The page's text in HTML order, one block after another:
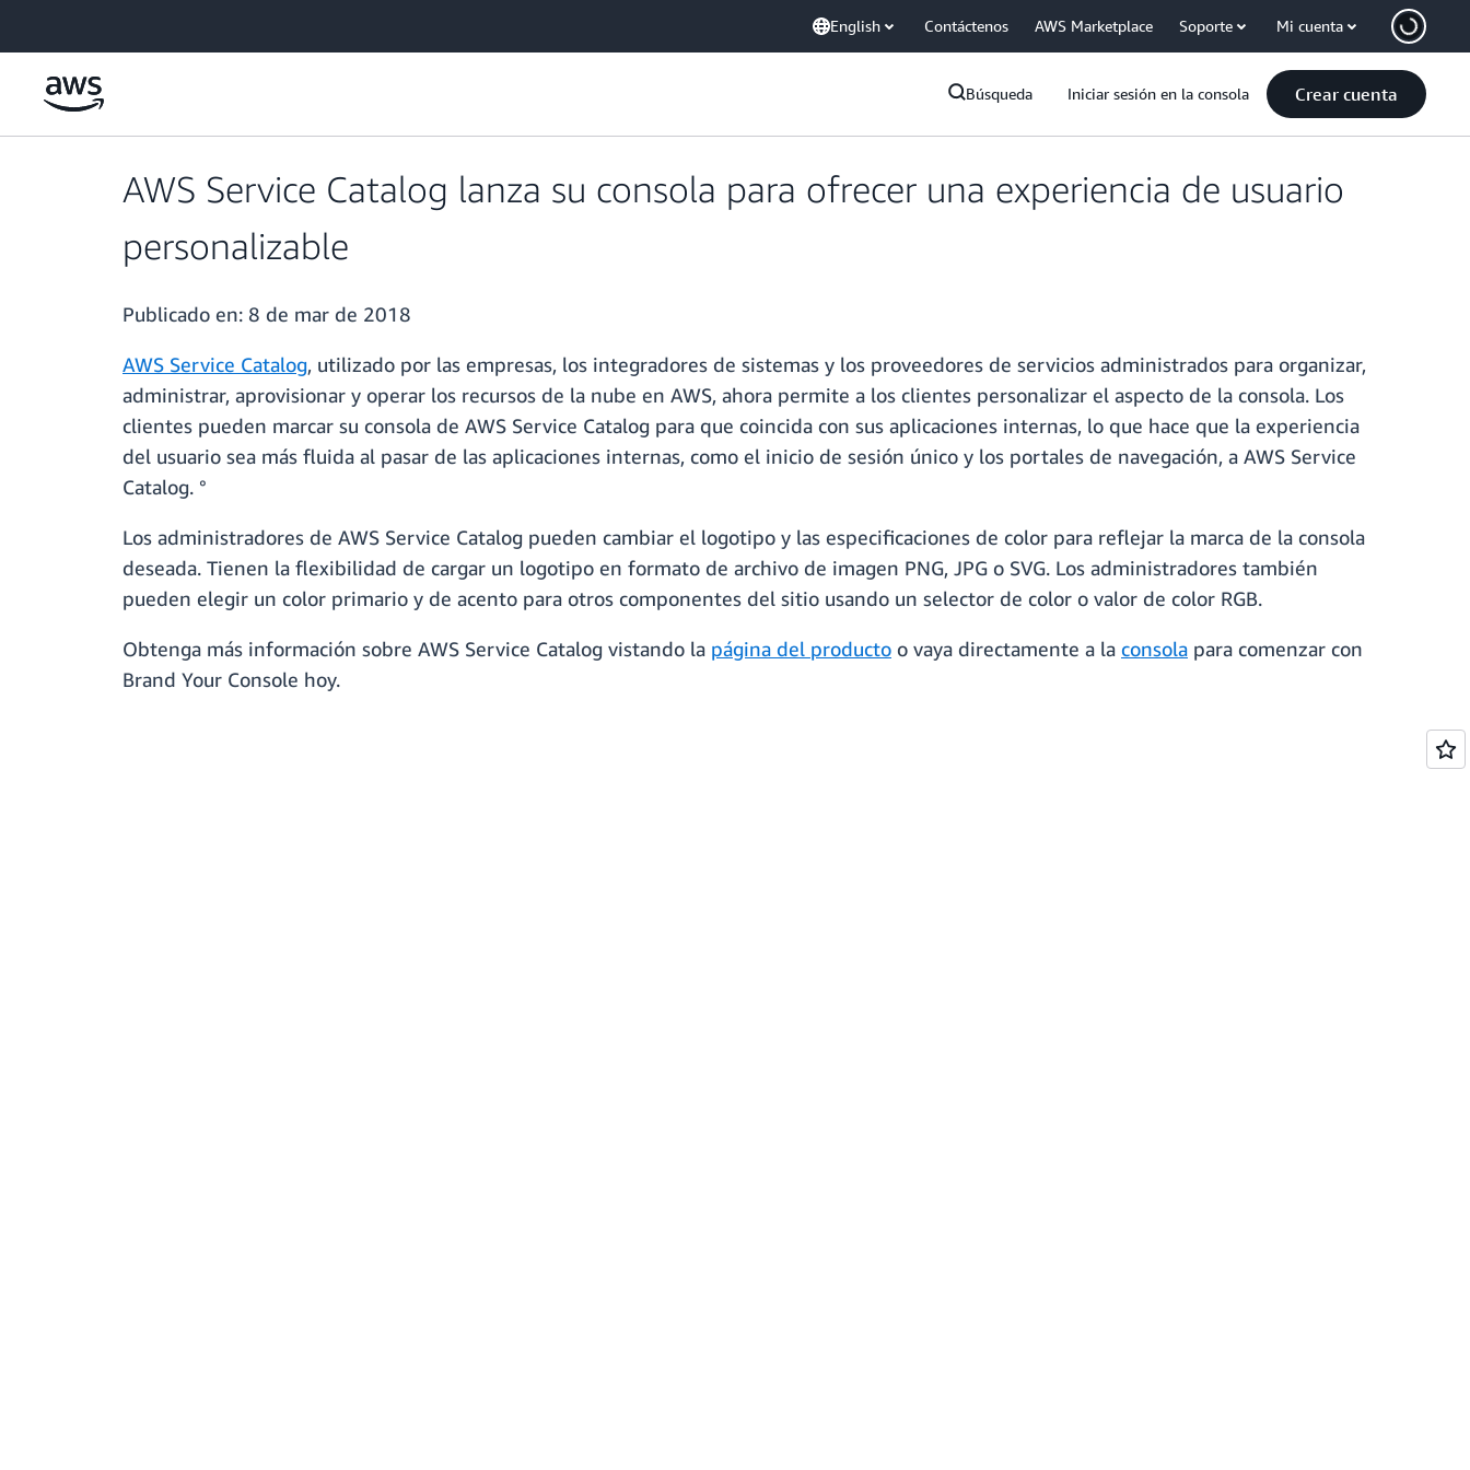
English Contáctenos AWS Marketplace Soporte Mi cuenta
Búsqueda Iniciar sesión en la consola Crear cuenta
AWS Service Catalog lanza su consola para ofrecer una experiencia de usuario
personalizable
Publicado en: 8 de mar de 2018
AWS Service Catalog, utilizado por las empresas, los integradores de sistemas y los proveedores de servicios administrados para organizar,
administrar, aprovisionar y operar los recursos de la nube en AWS, ahora permite a los clientes personalizar el aspecto de la consola. Los
clientes pueden marcar su consola de AWS Service Catalog para que coincida con sus aplicaciones internas, lo que hace que la experiencia
del usuario sea más fluida al pasar de las aplicaciones internas, como el inicio de sesión único y los portales de navegación, a AWS Service
Catalog. °
Los administradores de AWS Service Catalog pueden cambiar el logotipo y las especificaciones de color para reflejar la marca de la consola
deseada. Tienen la flexibilidad de cargar un logotipo en formato de archivo de imagen PNG, JPG o SVG. Los administradores también
pueden elegir un color primario y de acento para otros componentes del sitio usando un selector de color o valor de color RGB.
Obtenga más información sobre AWS Service Catalog vistando la página del producto o vaya directamente a la consola para comenzar con
Brand Your Console hoy.